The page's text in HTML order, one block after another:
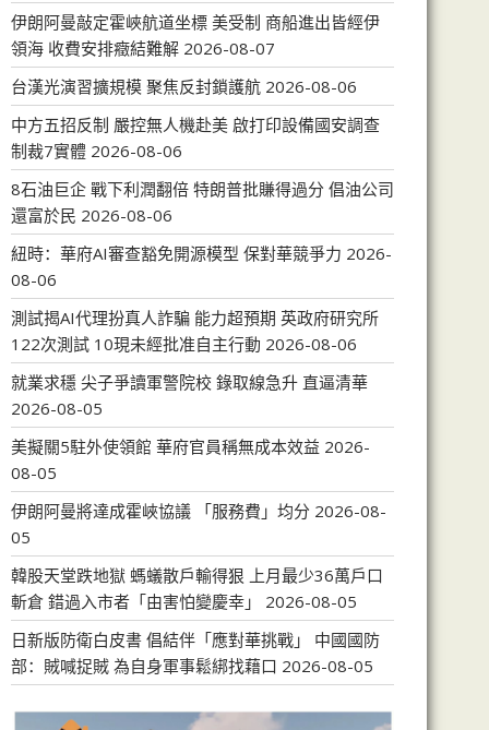
伊朗阿曼敲定霍峽航道坐標 美受制 商船進出皆經伊
領海 收費安排癥結難解 2026-08-07
台漢光演習擴規模 聚焦反封鎖護航 2026-08-06
中方五招反制 嚴控無人機赴美 啟打印設備國安調查
制裁7實體 2026-08-06
8石油巨企 戰下利潤翻倍 特朗普批賺得過分 倡油公司
還富於民 2026-08-06
紐時：華府AI審查豁免開源模型 保對華競爭力 2026-
08-06
測試揭AI代理扮真人詐騙 能力超預期 英政府研究所
122次測試 10現未經批准自主行動 2026-08-06
就業求穩 尖子爭讀軍警院校 錄取線急升 直逼清華
2026-08-05
美擬關5駐外使領館 華府官員稱無成本效益 2026-
08-05
伊朗阿曼將達成霍峽協議 「服務費」均分 2026-08-
05
韓股天堂跌地獄 螞蟻散戶輸得狠 上月最少36萬戶口
斬倉 錯過入市者「由害怕變慶幸」
2026-08-05
日新版防衛白皮書 倡結伴「應對華挑戰」 中國國防
部：賊喊捉賊 為自身軍事鬆綁找藉口 2026-08-05